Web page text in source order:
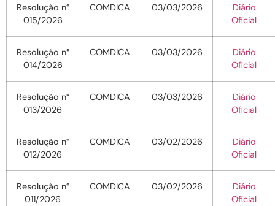
Resolução n°
015/2026
COMDICA 03/03/2026
Diário
Oficial
Resolução n°
014/2026
COMDICA 03/03/2026
Diário
Oficial
Resolução n°
013/2026
COMDICA 03/03/2026
Diário
Oficial
Resolução n°
012/2026
COMDICA 03/02/2026
Diário
Oficial
Resolução n°
011/2026
COMDICA 03/02/2026
Diário
Oficial